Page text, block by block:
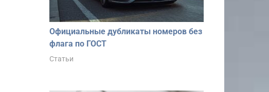
Официальные дубликаты номеров без
флага по ГОСТ
Статьи